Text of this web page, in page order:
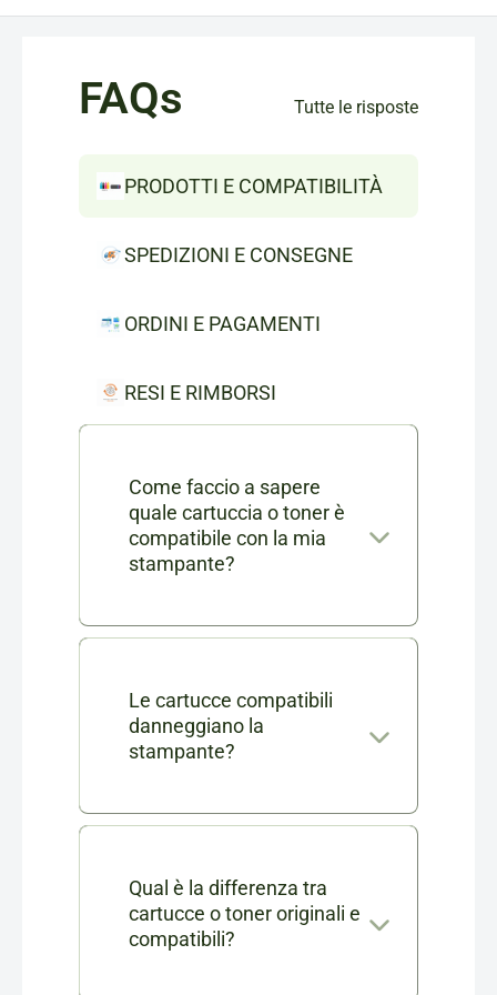
FAQs Tutte le risposte
PRODOTTI E COMPATIBILITÀ
SPEDIZIONI E CONSEGNE
ORDINI E PAGAMENTI
RESI E RIMBORSI
Come faccio a sapere
quale cartuccia o toner è
compatibile con la mia
stampante?
Nella scheda di ogni prodotto
completo dei modelli di
stampanti compatibili. Se ti
contattarci in chat o via mail a
indicando il modello della tua
stampante.
Le cartucce compatibili
danneggiano la
stampante?
No, le nostre cartucce
certificate per garantire le
stesse prestazioni delle
Qual è la differenza tra
cartucce o toner originali e
compatibili?